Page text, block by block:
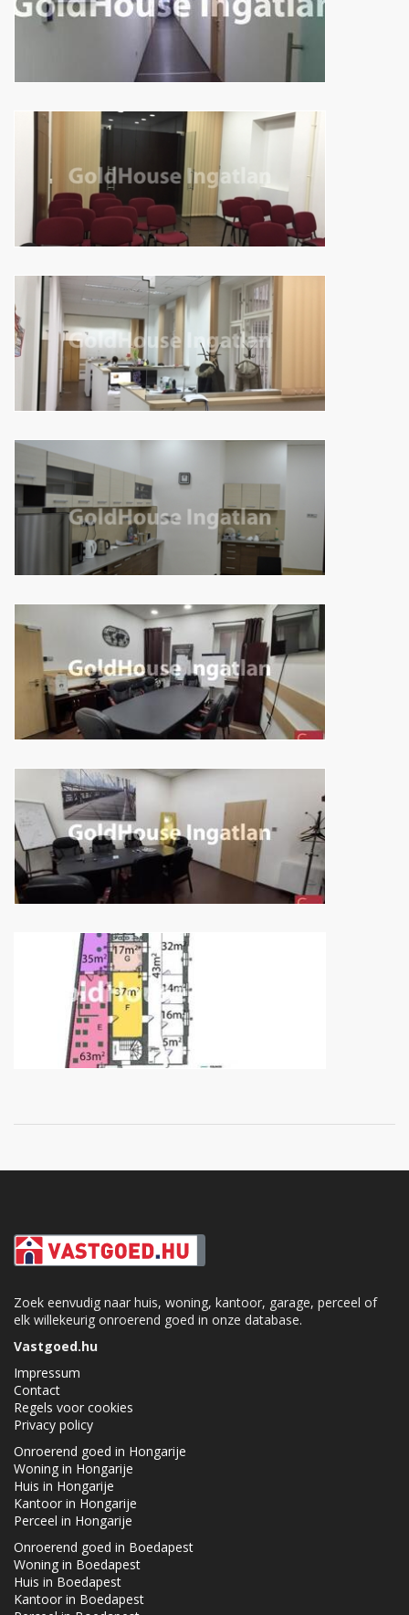
Zoek eenvudig naar huis, woning, kantoor, garage, perceel of
elk willekeurig onroerend goed in onze database.
Vastgoed.hu
Impressum
Contact
Regels voor cookies
Privacy policy
Onroerend goed in Hongarije
Woning in Hongarije
Huis in Hongarije
Kantoor in Hongarije
Perceel in Hongarije
Onroerend goed in Boedapest
Woning in Boedapest
Huis in Boedapest
Kantoor in Boedapest